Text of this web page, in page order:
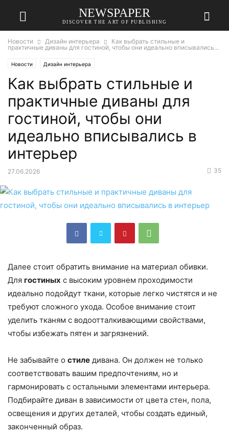
NEWSPAPER
DISCOVER THE ART OF PUBLISHING
Новости Дизайн интерьера
Как выбрать стильные и
практичные диваны для гостиной, чтобы они идеально вписывались...
Новости Дизайн интерьера
Как выбрать стильные и
практичные диваны для
гостиной, чтобы они
идеально вписывались в
интерьер
27.06.2026 35
Далее стоит обратить внимание на материал обивки.
Для гостиных с высоким уровнем проходимости
идеально подойдут ткани, которые легко чистятся и не
требуют сложного ухода. Особое внимание стоит
уделить тканям с водоотталкивающими свойствами,
чтобы избежать пятен и загрязнений.
Не забывайте о стиле дивана. Он должен не только
соответствовать вашим предпочтениям, но и
гармонировать с остальными элементами интерьера.
Подбирайте диван в зависимости от цвета стен, пола,
освещения и других деталей, чтобы создать единый,
законченный образ.